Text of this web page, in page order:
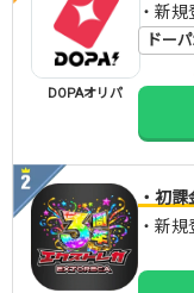
DOPAオリパ
・新
ドー
・初
・新